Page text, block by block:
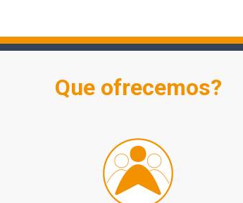
Que ofrecemos?